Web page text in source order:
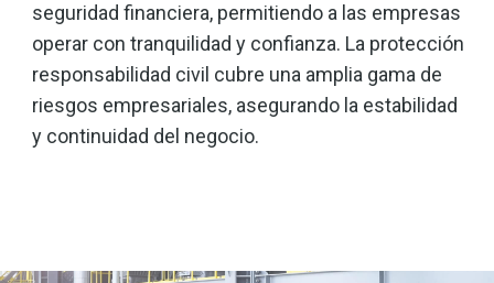
seguridad financiera, permitiendo a las empresas
operar con tranquilidad y confianza. La protección
responsabilidad civil cubre una amplia gama de
riesgos empresariales, asegurando la estabilidad
y continuidad del negocio.